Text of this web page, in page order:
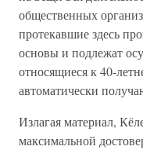
общественных
протекавшие здесь
основы и подлежат
относящиеся к 40-
автоматически
Излагая материал,
максимальной